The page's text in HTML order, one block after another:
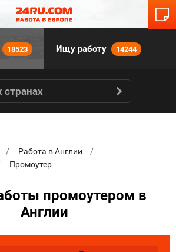
18523 Ищу работу 14244
странах
Работа в Англии
Промоутер
промоутером в
Англии